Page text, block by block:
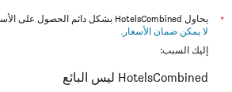
*
يحاول HotelsCombined بشكل دائم الحصول على الأسعار الدقيقة، ولكن
لا يمكن ضمان الأسعار .
إليك السبب:
HotelsCombined ليس البائع